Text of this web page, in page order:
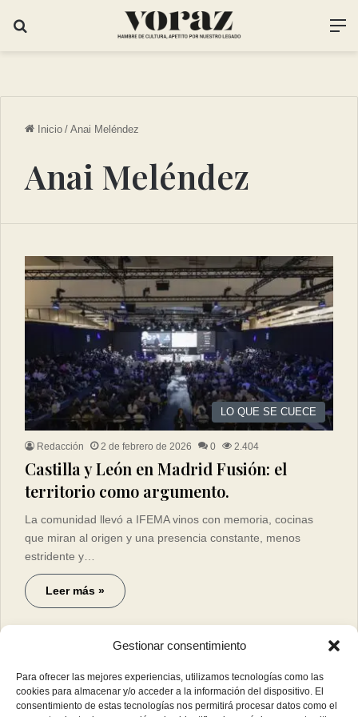
Gestionar consentimiento
Para ofrecer las mejores experiencias, utilizamos tecnologías como las
cookies para almacenar y/o acceder a la información del dispositivo. El
consentimiento de estas tecnologías nos permitirá procesar datos como el
Inicio / Anai Meléndez
Anai Meléndez
LO QUE SE CUECE
Redacción 2 de febrero de 2026 0 2.404
Castilla y León en Madrid Fusión: el
territorio como argumento.
La comunidad llevó a IFEMA vinos con memoria, cocinas
que miran al origen y una presencia constante, menos
estridente y…
Leer más »